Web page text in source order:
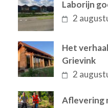
Laborijn
2
Het
Grievink
2
Aflevering